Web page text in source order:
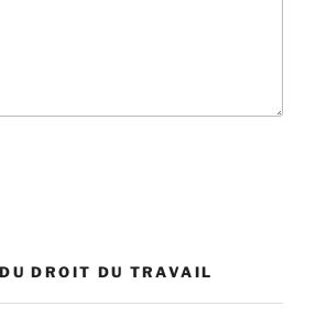
DROIT DU TRAVAIL